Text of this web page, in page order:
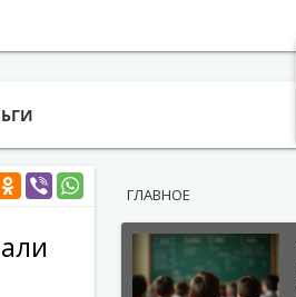
ГЛАВНОЕ